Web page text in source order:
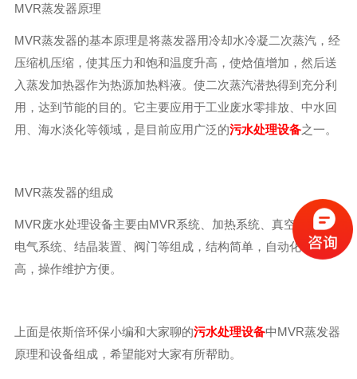
MVR蒸发器原理
MVR蒸发器的基本原理是将蒸发器用冷却水冷凝二次蒸汽，经
压缩机压缩，使其压力和饱和温度升高，使焓值增加，然后送
入蒸发加热器作为热源加热料液。使二次蒸汽潜热得到充分利
用，达到节能的目的。它主要应用于工业废水零排放、中水回
用、海水淡化等领域，是目前应用广泛的污水处理设备之一。
MVR蒸发器的组成
MVR废水处理设备主要由MVR系统、加热系统、真空系统、
电气系统、结晶装置、阀门等组成，结构简单，自动化程度
高，操作维护方便。
上面是依斯倍环保小编和大家聊的污水处理设备中MVR蒸发器
原理和设备组成，希望能对大家有所帮助。